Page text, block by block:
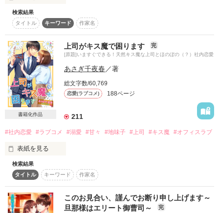
ゆうまま 様
※ついにランキング総合1位獲得！！
作品を読む
作品を読む
「……お気持ちだけで充分です」
幼い頃ファーストキスを奪われた笑美里に
ずっと恋をしていた宗司。
これは、そんな宗司がスパダリを目指し
笑美里を手に入れるために奮闘する物語。
ラブコメです！
2023/01/18公開
🌸レビューありがとうございました🌸
泉南佳那 様
可愛いお話と言って頂けて嬉しいです(*^^*)♥️
まおそう 様
いつもありがとうございます😊
最上飲料御曹司
専務
最上　聖七（28）
もがみ　せな
ボサボサ頭にメガネ姿
社員達からはダサい専務
略して『ダサ専』と言われている
最上飲料　広報部
香月　夕（26）
かづき　ゆう
身長150cmの小柄天然女子
×
検索結果
タイトル
キーワード 作家名
書籍化作品
上司がキス魔で困ります 完
[原題]いますぐできる！天然キス魔な上司とほのぼの（？）社内恋愛
あさぎ千夜春／著
総文字数/60,769
恋愛(ラブコメ) 188ページ
211
#社内恋愛 #ラブコメ #溺愛 #甘々 #地味子 #上司 #キス魔 #オフィスラブ
表紙を見る
20160810 マカロン文庫より発売のため
発売日には試し読み公開とさせていただきます
検索結果
タイトル
キーワード 作家名
このお見合い、謹んでお断り申し上げます～
旦那様はエリート御曹司～
完